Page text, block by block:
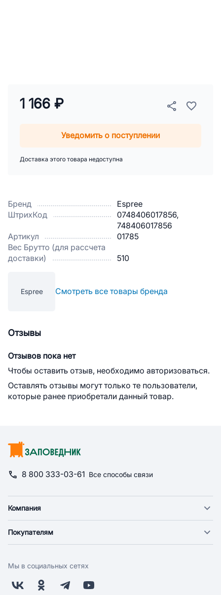
Бренд
Espree
ШтрихКод
0748406017856,
748406017856
Артикул
01785
Вес Брутто (для рассчета
доставки)
510
Espree Смотреть все товары бренда
1 166 ₽
Уведомить о поступлении
Доставка этого товара недоступна
Отзывы
Отзывов пока нет
Чтобы оставить отзыв, необходимо авторизоваться.
Оставлять отзывы могут только те пользователи,
которые ранее приобретали данный товар.
8 800 333-03-61 Все способы связи
Компания
Новости
Поставщикам
Заводчикам
Покупателям
Оплата
Бонусная программа
Мы в социальных сетях